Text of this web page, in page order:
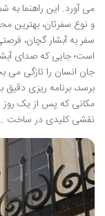
می آورد. این راهنما به
و نوع سفرتان، بهترین
سفر به آبشار گچان،
است؛ جایی که صدای
جان انسان را تازگی می
برسد، برنامه ریزی
مکانی که پس از یک روز
نقشی کلیدی در ساخت